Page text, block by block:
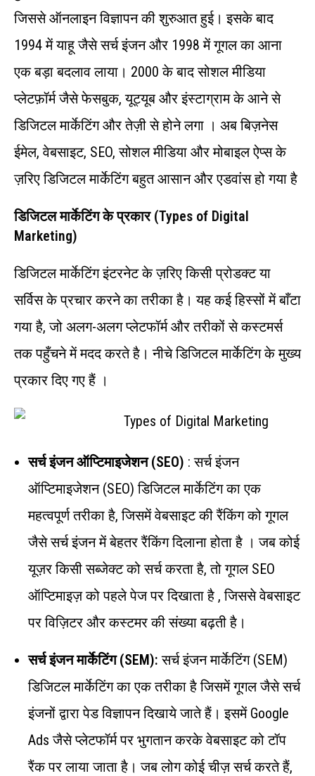
जिससे ऑनलाइन विज्ञापन की शुरुआत हुई। इसके बाद
1994 में याहू जैसे सर्च इंजन और 1998 में गूगल का आना
एक बड़ा बदलाव लाया। 2000 के बाद सोशल मीडिया
प्लेटफ़ॉर्म जैसे फेसबुक, यूट्यूब और इंस्टाग्राम के आने से
डिजिटल मार्केटिंग और तेज़ी से होने लगा । अब बिज़नेस
ईमेल, वेबसाइट, SEO, सोशल मीडिया और मोबाइल ऐप्स के
ज़रिए डिजिटल मार्केटिंग बहुत आसान और एडवांस हो गया है
डिजिटल मार्केटिंग के प्रकार (Types of Digital
Marketing)
डिजिटल मार्केटिंग इंटरनेट के ज़रिए किसी प्रोडक्ट या
सर्विस के प्रचार करने का तरीका है। यह कई हिस्सों में बाँटा
गया है, जो अलग-अलग प्लेटफॉर्म और तरीकों से कस्टमर्स
तक पहुँचने में मदद करते है। नीचे डिजिटल मार्केटिंग के मुख्य
प्रकार दिए गए हैं ।
सर्च इंजन ऑप्टिमाइजेशन (SEO) : सर्च इंजन
ऑप्टिमाइजेशन (SEO) डिजिटल मार्केटिंग का एक
महत्वपूर्ण तरीका है, जिसमें वेबसाइट की रैंकिंग को गूगल
जैसे सर्च इंजन में बेहतर रैंकिंग दिलाना होता है । जब कोई
यूज़र किसी सब्जेक्ट को सर्च करता है, तो गूगल SEO
ऑप्टिमाइज़ को पहले पेज पर दिखाता है , जिससे वेबसाइट
पर विज़िटर और कस्टमर की संख्या बढ़ती है।
सर्च इंजन मार्केटिंग (SEM): सर्च इंजन मार्केटिंग (SEM)
डिजिटल मार्केटिंग का एक तरीका है जिसमें गूगल जैसे सर्च
इंजनों द्वारा पेड विज्ञापन दिखाये जाते हैं। इसमें Google
Ads जैसे प्लेटफॉर्म पर भुगतान करके वेबसाइट को टॉप
रैंक पर लाया जाता है। जब लोग कोई चीज़ सर्च करते हैं,